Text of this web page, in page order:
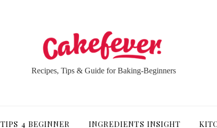
Recipes, Tips & Guide for Baking-Beginners
TIPS 4 BEGINNER INGREDIENTS INSIGHT